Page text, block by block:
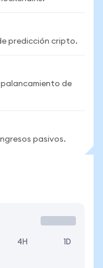
predicción cripto.
de
pasivos.
4H 1D